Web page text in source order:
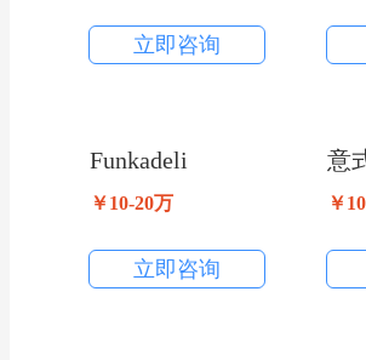
立即咨询
Funkadeli
￥10-20万
立即咨询
意
￥